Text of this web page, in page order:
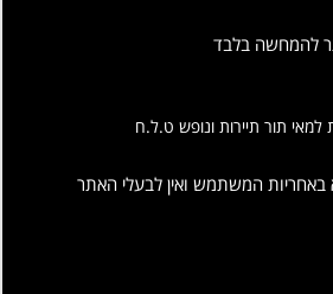
להמחשה בלבד
למאי תור תיירות ונופש ט.ל.ח
המשתמש ואין לבעלי האתר